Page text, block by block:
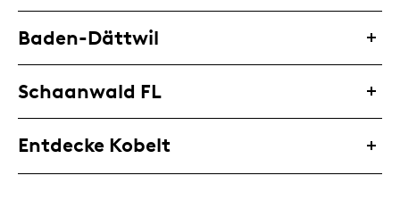
Baden-Dättwil
Schaanwald FL
Entdecke Kobelt